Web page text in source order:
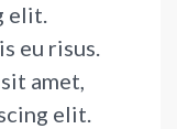
elit.
eu risus.
amet,
elit.